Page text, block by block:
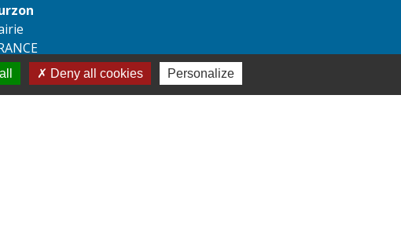
09
Deny all cookies Personalize